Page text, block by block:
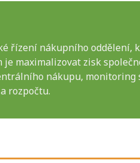
řízení nákupního oddělení,
maximalizovat zisk
nákupu, monitoring
rozpočtu.